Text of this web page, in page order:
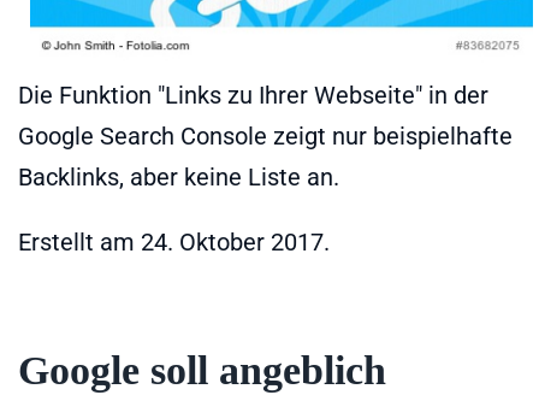
Die Funktion "Links zu Ihrer Webseite" in der
Google Search Console zeigt nur beispielhafte
Backlinks, aber keine Liste an.
Erstellt am 24. Oktober 2017.
Google soll angeblich